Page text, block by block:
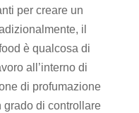
per creare un
il
è qualcosa di
all’interno di
di profumazione
grado di controllare